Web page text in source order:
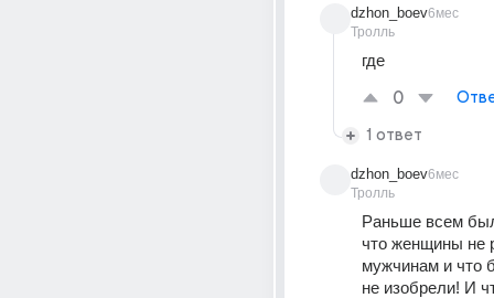
dzhon_boev
Тролль
6мес
где
0
1 ответ
dzhon_boev
Тролль
6мес
Раньше всем
что женщины не
мужчинам и что
не изобрели! И